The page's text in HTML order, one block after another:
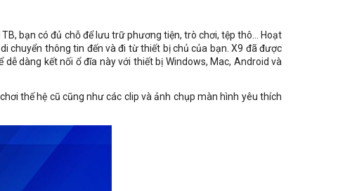
bạn có đủ chỗ để lưu trữ phương tiện, trò chơi, tệp thô... Hoạt
chuyển thông tin đến và đi từ thiết bị chủ của bạn. X9 đã được
dàng kết nối ổ đĩa này với thiết bị Windows, Mac, Android và
thế hệ cũ cũng như các clip và ảnh chụp màn hình yêu thích